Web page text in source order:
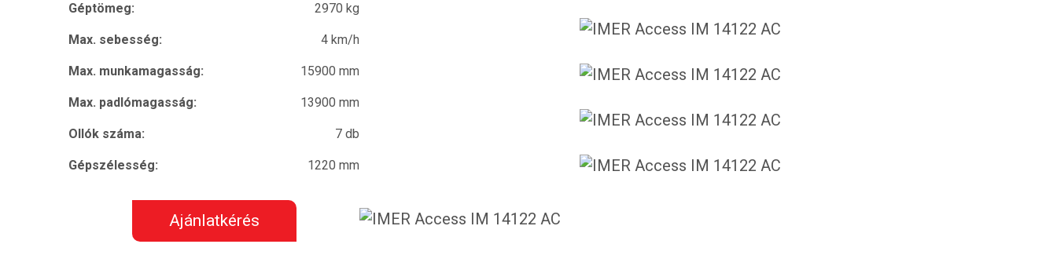
Géptömeg: 2970 kg
Max. sebesség: 4 km/h
Max. munkamagasság: 15900 mm
Max. padlómagasság: 13900 mm
Ollók száma: 7 db
Gépszélesség: 1220 mm
Ajánlatkérés